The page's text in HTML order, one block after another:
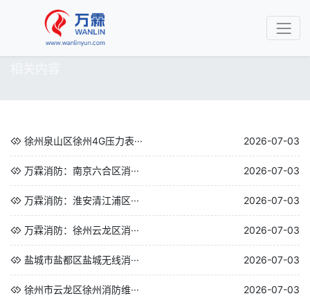
徐州泉山区徐州4G压力表··· 2026-07-03
万霖消防：南京六合区消··· 2026-07-03
万霖消防：淮安清江浦区··· 2026-07-03
万霖消防：徐州云龙区消··· 2026-07-03
盐城市盐都区盐城无线消··· 2026-07-03
徐州市云龙区徐州消防维··· 2026-07-03